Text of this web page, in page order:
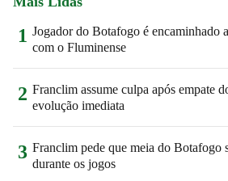
1 Jogador do Botafogo é encaminhado
com o Fluminense
2 Franclim assume culpa após empate
evolução imediata
3 Franclim pede que meia do Botafogo
durante os jogos